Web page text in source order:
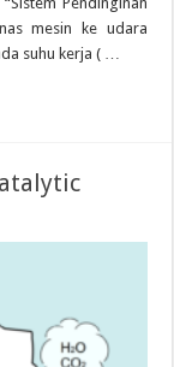
mesin ke udara
suhu kerja ( …